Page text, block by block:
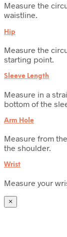
Measure the
waistline.
Hip
Measure the
starting point.
Sleeve Length
Measure in a
bottom of the
Arm Hole
Measure from
the shoulder.
Wrist
Measure your
×